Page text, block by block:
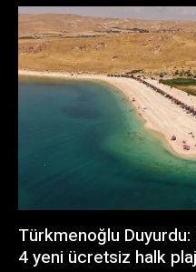
Türkmenoğlu Duyurdu:
4 yeni ücretsiz halk